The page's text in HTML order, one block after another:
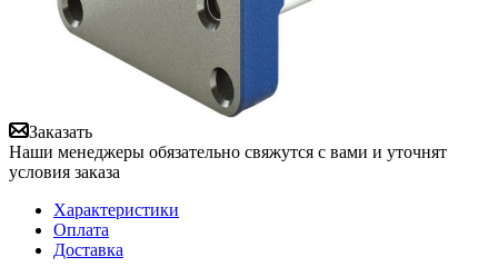
Заказать
Наши менеджеры обязательно свяжутся с вами и уточнят
условия заказа
Характеристики
Оплата
Доставка